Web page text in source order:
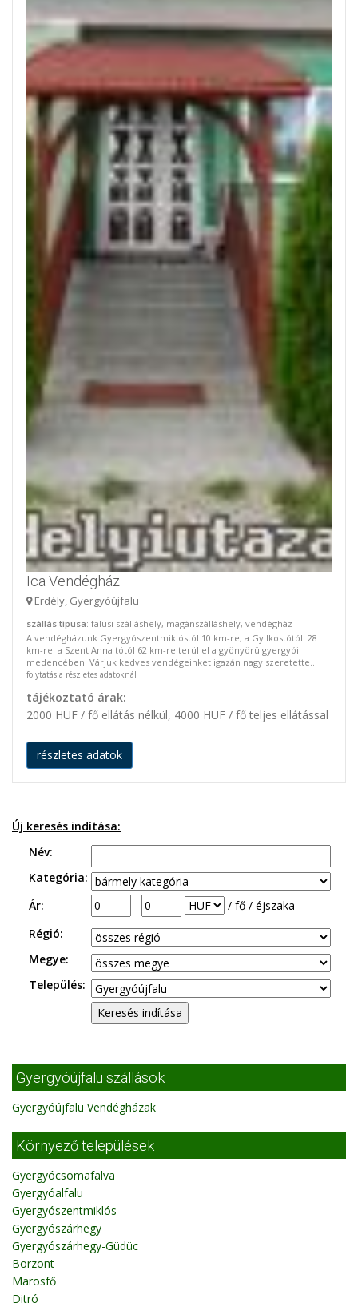
Ica Vendégház
Erdély, Gyergyóújfalu
szállás típusa: falusi szálláshely, magánszálláshely, vendégház
A vendégházunk Gyergyószentmiklóstól 10 km-re, a Gyilkostótól 28
km-re. a Szent Anna tótól 62 km-re terül el a gyönyörü gyergyói
medencében. Várjuk kedves vendégeinket igazán nagy szeretette...
folytatás a részletes adatoknál
tájékoztató árak:
2000 HUF / fő ellátás nélkül, 4000 HUF / fő teljes ellátással
részletes adatok
Új keresés indítása:
Név:
Kategória:
Ár:
-
/ fő / éjszaka
Régió:
Megye:
Település:
Gyergyóújfalu szállások
Gyergyóújfalu Vendégházak
Környező települések
Gyergyócsomafalva
Gyergyóalfalu
Gyergyószentmiklós
Gyergyószárhegy
Gyergyószárhegy-Güdüc
Borzont
Marosfő
Ditró